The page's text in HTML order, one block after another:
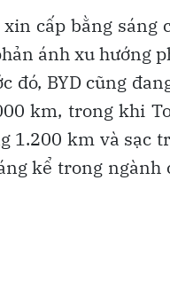
cấp bằng
ánh xu hướng
đó, BYD cũng
km, trong khi
1.200 km và sạc
kể trong